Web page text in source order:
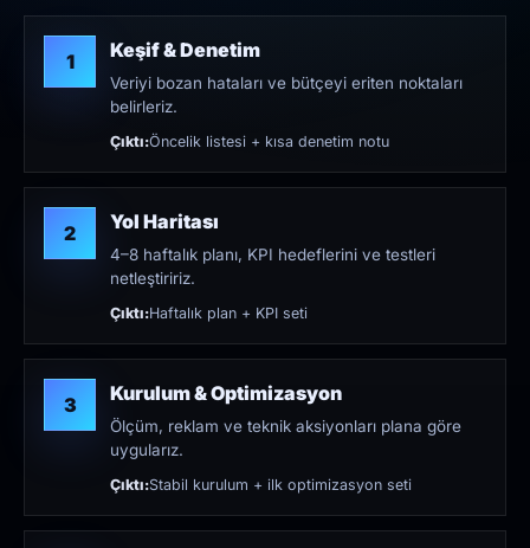
1 Keşif & Denetim
Veriyi bozan hataları ve bütçeyi eriten noktaları
belirleriz.
Çıktı:Öncelik listesi + kısa denetim notu
2 Yol Haritası
4–8 haftalık planı, KPI hedeflerini ve testleri
netleştiririz.
Çıktı:Haftalık plan + KPI seti
3 Kurulum & Optimizasyon
Ölçüm, reklam ve teknik aksiyonları plana göre
uygularız.
Çıktı:Stabil kurulum + ilk optimizasyon seti